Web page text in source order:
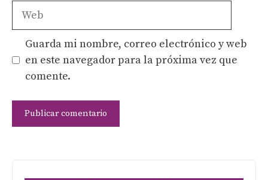
Web
Guarda mi nombre, correo electrónico y web
en este navegador para la próxima vez que
comente.